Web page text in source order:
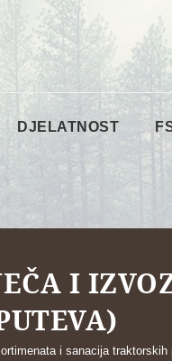
DJELATNOST
I
i sanacija traktorskih